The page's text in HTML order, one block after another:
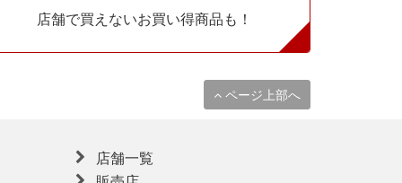
店舗で買えないお買い得商品も！
ページ上部へ
店舗一覧